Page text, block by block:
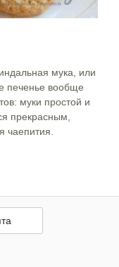
мука, или
печенье вообще
муки простой и
прекрасным,
чаепития.